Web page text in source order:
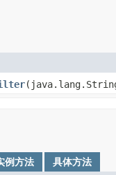
例方法 具体方法